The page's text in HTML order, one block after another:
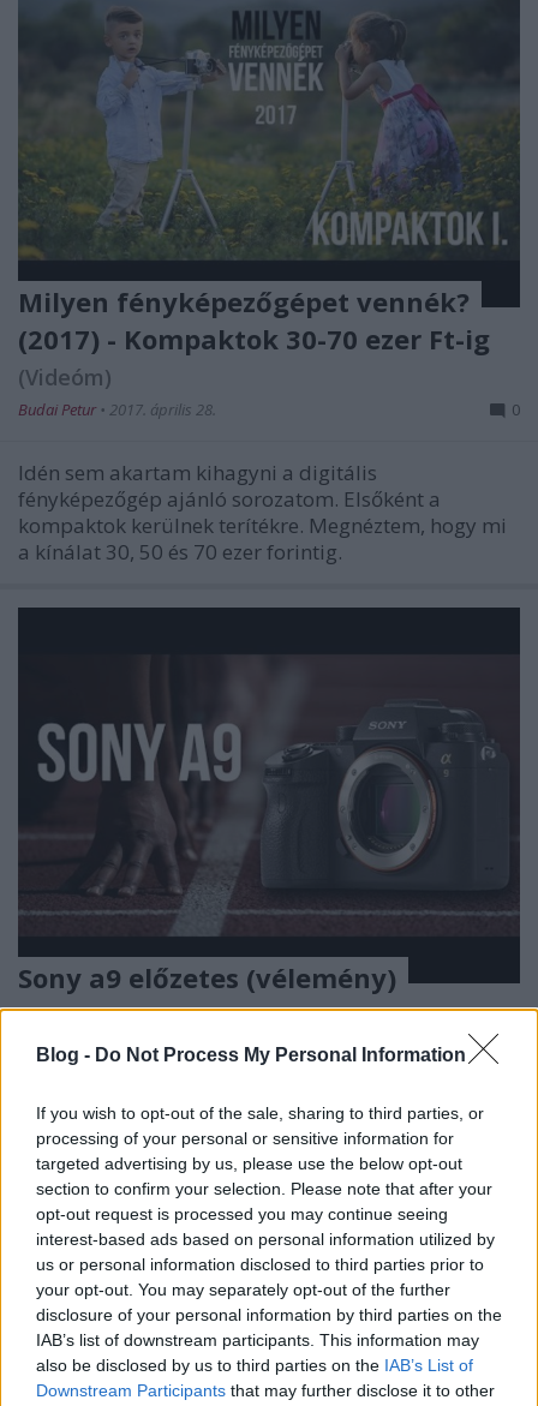
Blog - Do Not Process My Personal Information
If you wish to opt-out of the sale, sharing to third parties, or
processing of your personal or sensitive information for
targeted advertising by us, please use the below opt-out
section to confirm your selection. Please note that after your
opt-out request is processed you may continue seeing
interest-based ads based on personal information utilized by
us or personal information disclosed to third parties prior to
your opt-out. You may separately opt-out of the further
disclosure of your personal information by third parties on the
IAB’s list of downstream participants. This information may
also be disclosed by us to third parties on the IAB’s List of
Downstream Participants that may further disclose it to other
Milyen fényképezőgépet vennék?
(2017) - Kompaktok 30-70 ezer Ft-ig
(Videóm)
Budai Petur • 2017. április 28. 0
Idén sem akartam kihagyni a digitális
fényképezőgép ajánló sorozatom. Elsőként a
kompaktok kerülnek terítékre. Megnéztem, hogy mi
a kínálat 30, 50 és 70 ezer forintig.
Sony a9 előzetes (vélemény)
(Videóm)
Budai Petur•2017. április 25.
Szeretném elmondani a véleményem a Sony a9
csúcsgépről, és a helyéről a profi fotózásban. Csak
úgy, szubjektíven, és így látatlanban kicsit talán
elfogultan.